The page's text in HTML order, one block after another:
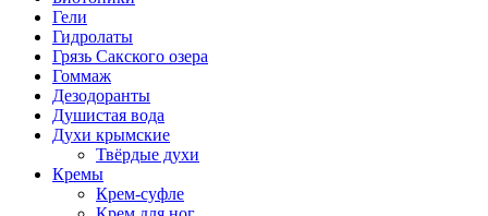
Гели
Гидролаты
Грязь Сакского озера
Гоммаж
Дезодоранты
Душистая вода
Духи крымские
Твёрдые духи
Кремы
Крем-суфле